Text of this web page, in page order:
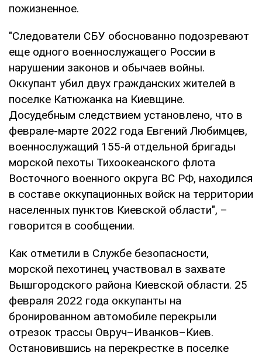
пожизненное.
"Следователи СБУ обоснованно подозревают
еще одного военнослужащего России в
нарушении законов и обычаев войны.
Оккупант убил двух гражданских жителей в
поселке Катюжанка на Киевщине.
Досудебным следствием установлено, что в
феврале-марте 2022 года Евгений Любимцев,
военнослужащий 155-й отдельной бригады
морской пехоты Тихоокеанского флота
Восточного военного округа ВС РФ, находился
в составе оккупационных войск на территории
населенных пунктов Киевской области", –
говорится в сообщении.
Как отметили в Службе безопасности,
морской пехотинец участвовал в захвате
Вышгородского района Киевской области. 25
февраля 2022 года оккупанты на
бронированном автомобиле перекрыли
отрезок трассы Овруч–Иванков–Киев.
Остановившись на перекрестке в поселке